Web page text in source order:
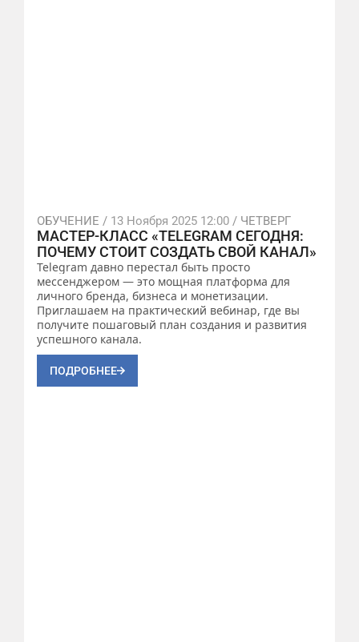
ОБУЧЕНИЕ / 13 Ноября 2025 12:00 / ЧЕТВЕРГ
МАСТЕР-КЛАСС «TELEGRAM СЕГОДНЯ:
ПОЧЕМУ СТОИТ СОЗДАТЬ СВОЙ КАНАЛ»
Telegram давно перестал быть просто
мессенджером — это мощная платформа для
личного бренда, бизнеса и монетизации.
Приглашаем на практический вебинар, где вы
получите пошаговый план создания и развития
успешного канала.
ПОДРОБНЕЕ